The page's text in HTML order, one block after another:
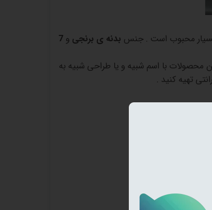
بسیار محبوب است . جنس بدنه ی برنجی و 7
محصولات با اسم شبیه و یا طراحی شبیه به
تهیه کنید .